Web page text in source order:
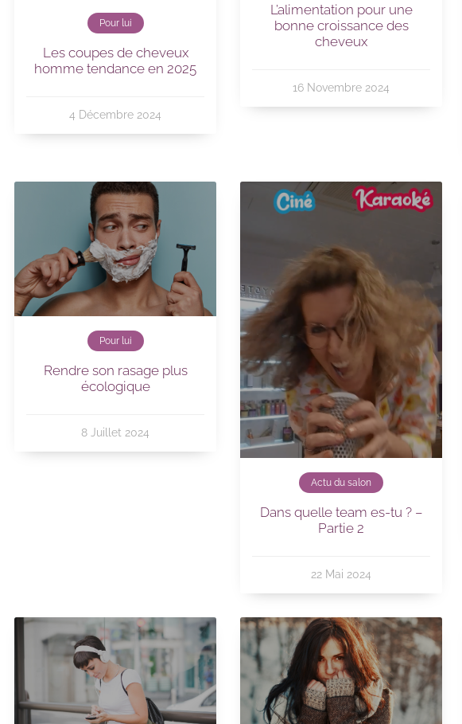
Pour lui
Les coupes de cheveux
homme tendance en 2025
4 Décembre 2024
L’alimentation pour une
bonne croissance des
cheveux
16 Novembre 2024
Pour lui
Rendre son rasage plus
écologique
8 Juillet 2024
Actu du salon
Dans quelle team es-tu ? –
Partie 2
22 Mai 2024